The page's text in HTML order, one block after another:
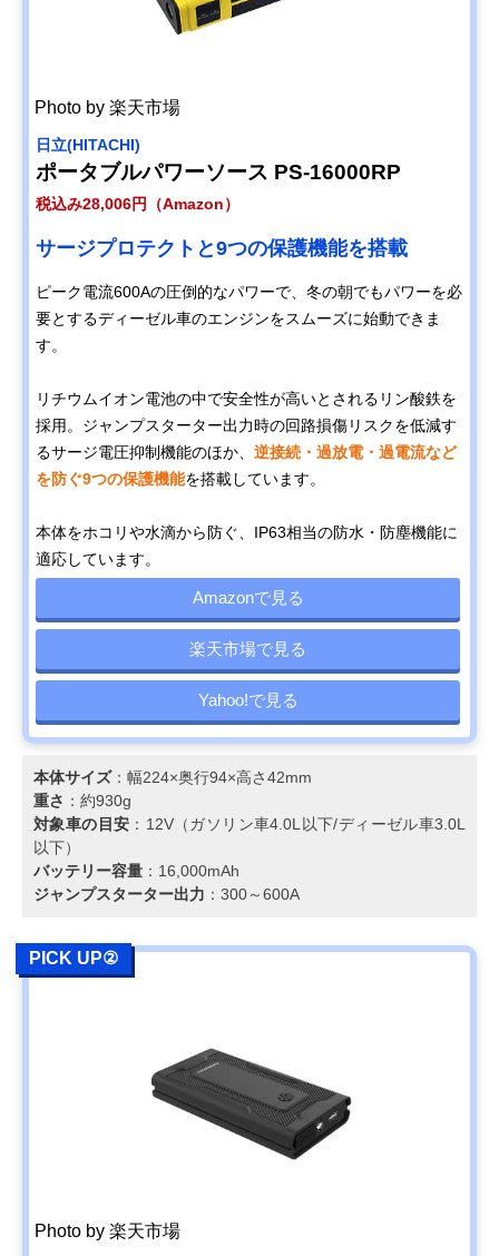
Photo by 楽天市場
日立(HITACHI)
ポータブルパワーソース PS-16000RP
税込み28,006円（Amazon）
サージプロテクトと9つの保護機能を搭載
ピーク電流600Aの圧倒的なパワーで、冬の朝でもパワーを必
要とするディーゼル車のエンジンをスムーズに始動できま
す。
リチウムイオン電池の中で安全性が高いとされるリン酸鉄を
採用。ジャンプスターター出力時の回路損傷リスクを低減す
るサージ電圧抑制機能のほか、 逆接続・過放電・過電流など
を防ぐ9つの保護機能を搭載しています。
本体をホコリや水滴から防ぐ、IP63相当の防水・防塵機能に
適応しています。
Amazonで見る
楽天市場で見る
Yahoo!で見る
本体サイズ：幅224×奥行94×高さ42mm
重さ ：約930g
対象車の目安 ：12V（ガソリン車4.0L以下/ディーゼル車3.0L
以下）
バッテリー容量 ：16,000mAh
ジャンプスターター出力 ：300～600A
PICK UP②
Photo by 楽天市場